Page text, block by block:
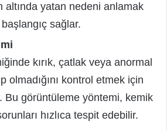
altında yatan nedeni anlamak
sağlar.
kırık, çatlak veya anormal
olmadığını kontrol etmek için
Bu görüntüleme yöntemi, kemik
hızlıca tespit edebilir.